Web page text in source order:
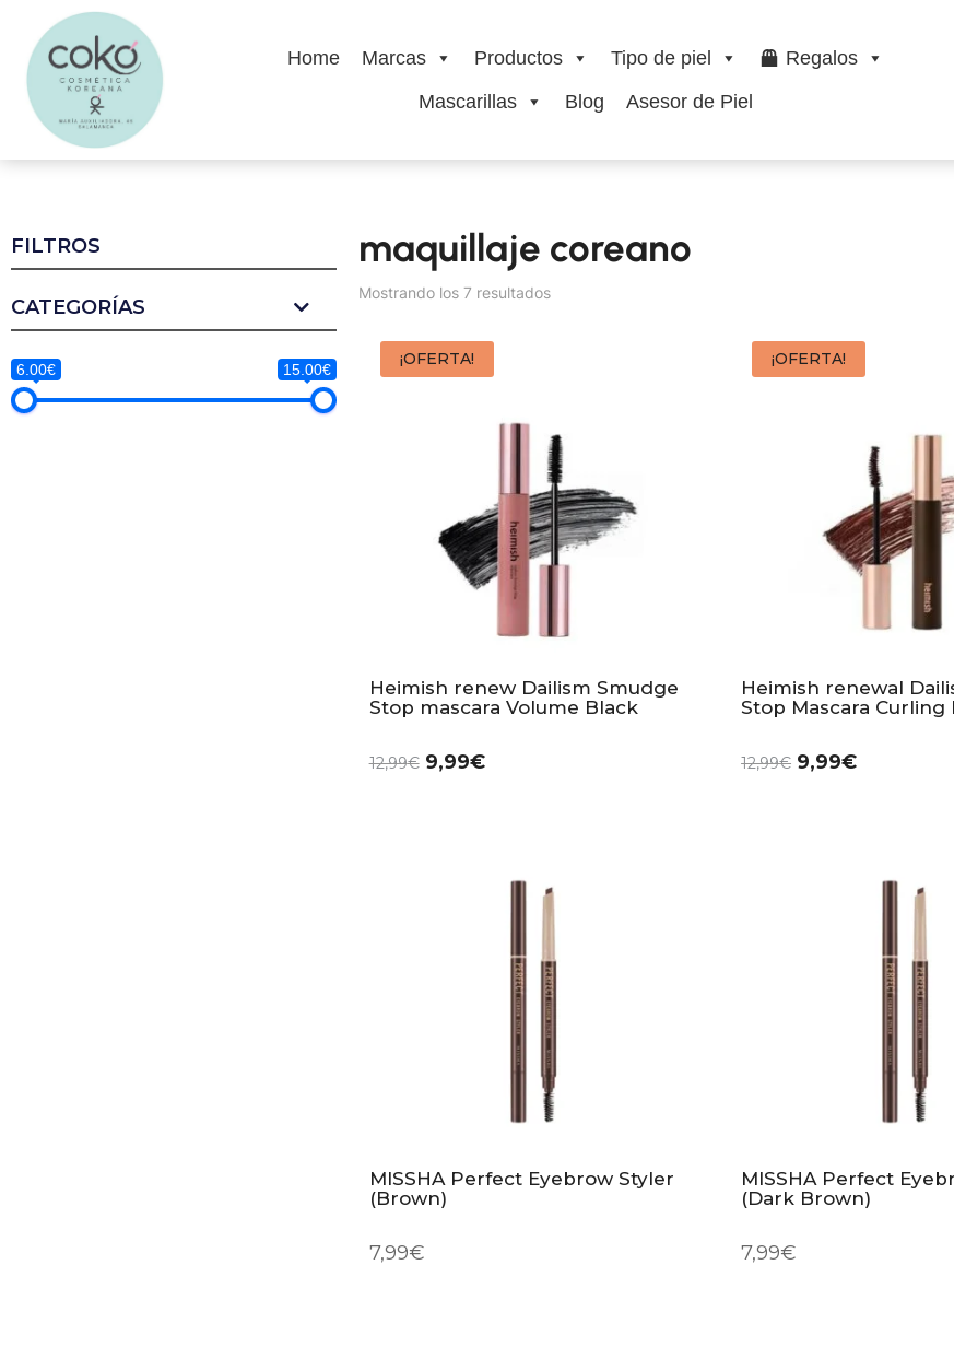
Home Marcas Productos Tipo de piel
Regalos
Mascarillas
Blog Asesor de Piel
FILTROS
CATEGORÍAS
6.00€ 15.00€
maquillaje coreano
Mostrando los 7 resultados
¡OFERTA!
Heimish renew Dailism Smudge
Stop mascara Volume Black
12,99€ 9,99€
¡OFERTA!
Heimish renewal
Stop Mascara Curling
12,99€ 9,99€
MISSHA Perfect Eyebrow Styler
(Brown)
7,99€
MISSHA Perfect
(Dark Brown)
7,99€